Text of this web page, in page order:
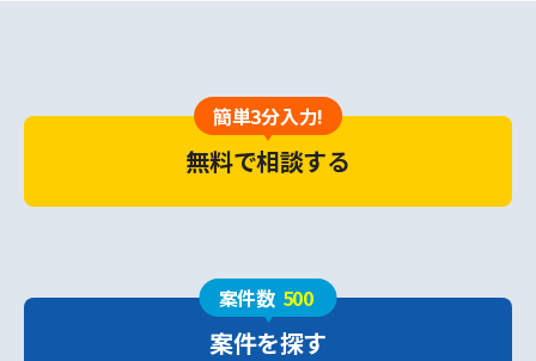
簡単3分入力!
無料で相談する
案件数 500
案件を探す